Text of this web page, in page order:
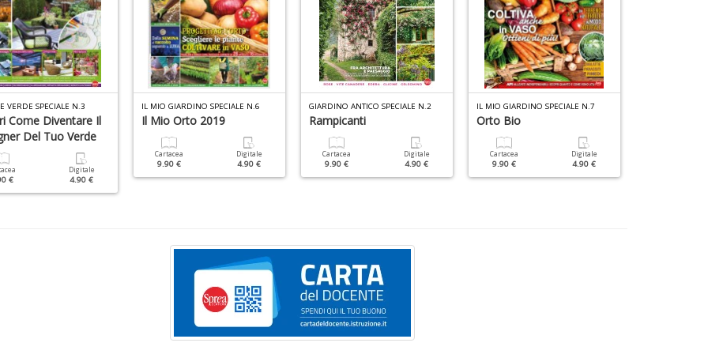
VERDE SPECIALE N.3
Come Diventare Il
Del Tuo Verde
€
Digitale
4.90 €
IL MIO GIARDINO SPECIALE N.6
Il Mio Orto 2019
Cartacea
9.90 €
Digitale
4.90 €
GIARDINO ANTICO SPECIALE N.2
Rampicanti
Cartacea
9.90 €
Digitale
4.90 €
IL MIO GIARDINO SPECIALE N.7
Orto Bio
Cartacea
9.90 €
Digitale
4.90 €